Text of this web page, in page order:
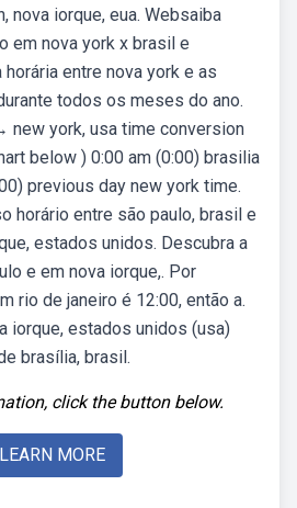
nova iorque, eua. Websaiba
em nova york x brasil e
entre nova york e as
todos os meses do ano.
new york, usa time conversion
below ) 0:00 am (0:00) brasilia
previous day new york time.
horário entre são paulo, brasil e
estados unidos. Descubra a
e em nova iorque,. Por
rio de janeiro é 12:00, então a.
iorque, estados unidos (usa)
brasília, brasil.
click the button below.
LEARN MORE